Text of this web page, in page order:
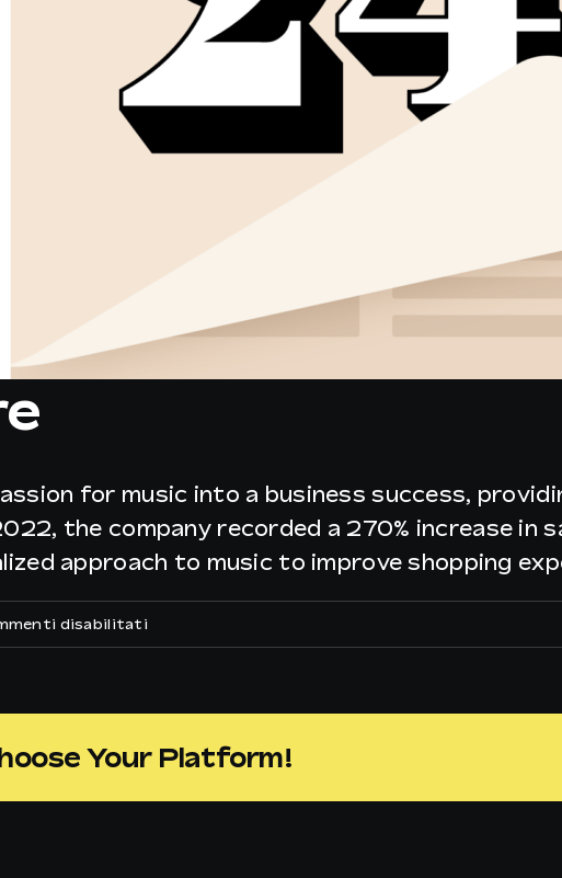
for music into a business success,
the company recorded a 270% increase in
approach to music to improve shopping
disabilitati
Your Platform!